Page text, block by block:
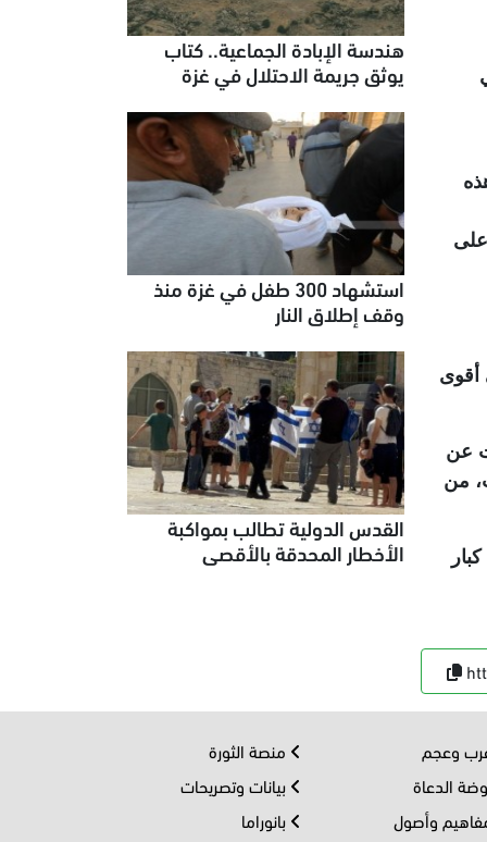
على
أقوى
عن
من
هندسة الإبادة الجماعية.. كتاب
يوثق جريمة الاحتلال في غزة
استشهاد 300 طفل في غزة منذ
وقف إطلاق النار
القدس الدولية تطالب بمواكبة
الأخطار المحدقة بالأقصى
وعجم
الدعاة
وأصول
منصة الثورة
بيانات وتصريحات
بانوراما